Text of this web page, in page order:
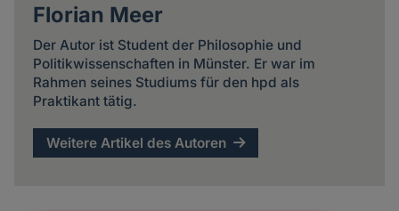
Florian Meer
Der Autor ist Student der Philosophie und
Politikwissenschaften in Münster. Er war im
Rahmen seines Studiums für den hpd als
Praktikant tätig.
Weitere Artikel des Autoren